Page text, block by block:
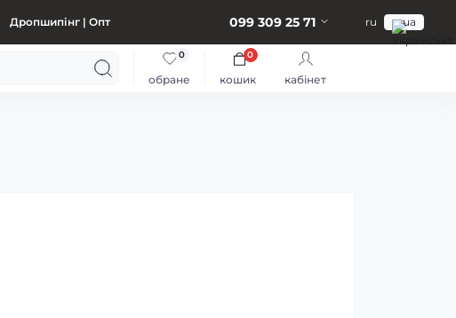
Дропшипінг | Опт 099 309 25 71 ru ua
обране
0
кошик
0
кабінет